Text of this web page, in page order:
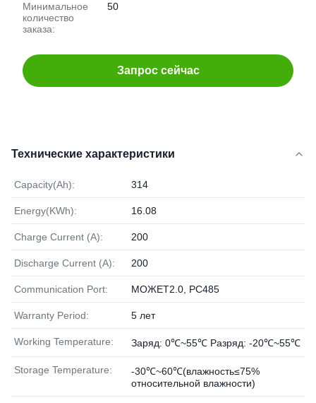
Минимальное
количество
заказа:
50
Запрос сейчас
Технические характеристики
Capacity(Ah): 314
Energy(KWh): 16.08
Charge Current (A): 200
Discharge Current (A): 200
Communication Port: МОЖЕТ2.0, РС485
Warranty Period: 5 лет
Working Temperature: Заряд: 0℃~55℃ Разряд: -20℃~55℃
Storage Temperature:
-30℃~60℃(влажность≤75%
относительной влажности)